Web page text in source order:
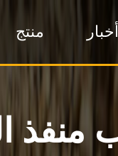
منتج أخبار